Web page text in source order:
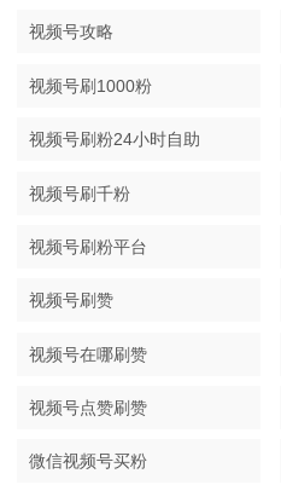
视频号攻略
视频号刷1000粉
视频号刷粉24小时自助
视频号刷千粉
视频号刷粉平台
视频号刷赞
视频号在哪刷赞
视频号点赞刷赞
微信视频号买粉